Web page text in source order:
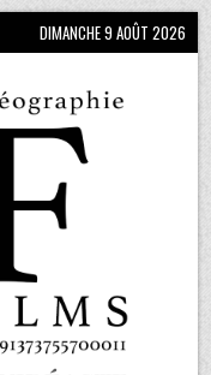
DIMANCHE 9 AOÛT 2026